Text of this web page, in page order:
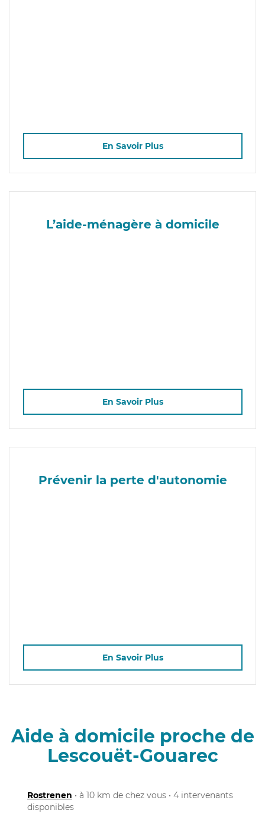
En Savoir Plus
L’aide-ménagère à domicile
En Savoir Plus
Prévenir la perte d'autonomie
En Savoir Plus
Aide à domicile proche de
Lescouët-Gouarec
Rostrenen • à 10 km de chez vous • 4 intervenants
disponibles